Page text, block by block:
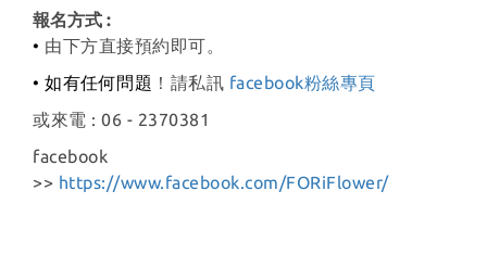
報名方式 :
• 由下方直接預約即可。
• 如有任何問題 ！請私訊 facebook粉絲專頁
或來電 : 06 - 2370381
facebook
>> https://www.facebook.com/FORiFlower/